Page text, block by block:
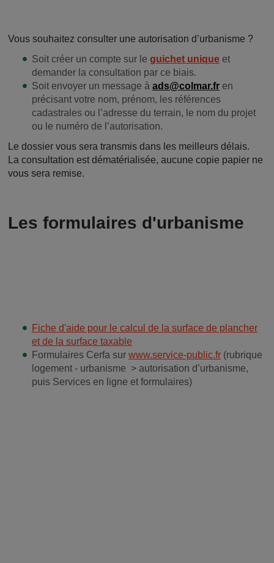
Vous souhaitez consulter une autorisation d’urbanisme ?
Soit créer un compte sur le guichet unique et
demander la consultation par ce biais.
Soit envoyer un message à ads@colmar.fr en
précisant votre nom, prénom, les références
cadastrales ou l’adresse du terrain, le nom du projet
ou le numéro de l’autorisation.
Le dossier vous sera transmis dans les meilleurs délais.
La consultation est dématérialisée, aucune copie papier ne
vous sera remise.
Les formulaires d'urbanisme
Fiche d'aide pour le calcul de la surface de plancher
et de la surface taxable
Formulaires Cerfa sur www.service-public.fr (rubrique
logement - urbanisme > autorisation d’urbanisme,
puis Services en ligne et formulaires)